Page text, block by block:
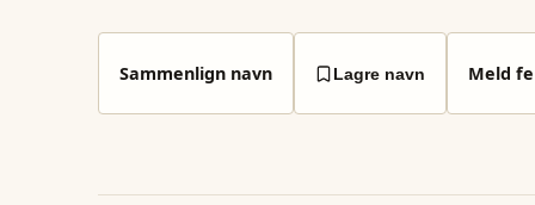
Sammenlign navn Lagre navn Meld